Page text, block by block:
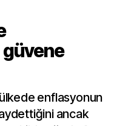
enflasyonun
ancak